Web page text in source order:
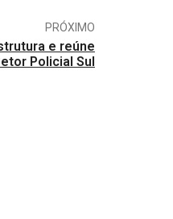
PRÓXIMO
e reúne
Policial Sul